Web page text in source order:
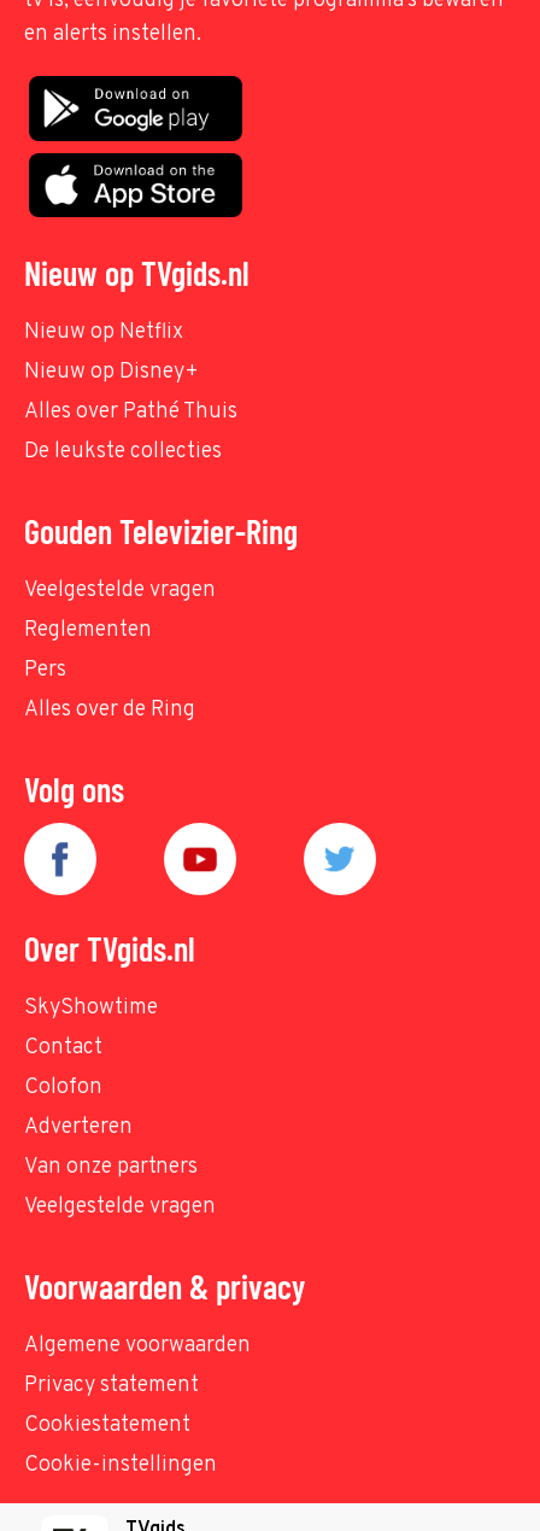
en alerts instellen.
Nieuw op TVgids.nl
Nieuw op Netflix
Nieuw op Disney+
Alles over Pathé Thuis
De leukste collecties
Gouden Televizier-Ring
Veelgestelde vragen
Reglementen
Pers
Alles over de Ring
Volg ons
Over TVgids.nl
SkyShowtime
Contact
Colofon
Adverteren
Van onze partners
Veelgestelde vragen
Voorwaarden & privacy
Algemene voorwaarden
Privacy statement
Cookiestatement
Cookie-instellingen